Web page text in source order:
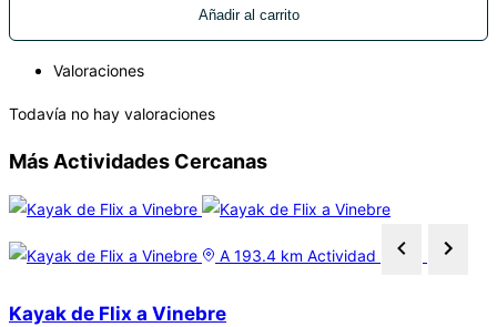
Añadir al carrito
Valoraciones
Todavía no hay valoraciones
Más Actividades Cercanas
A 193.4 km Actividad
Kayak de Flix a Vinebre